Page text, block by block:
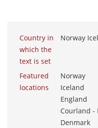
Country in
which the
text is set
Norway
Featured
locations
Norway
Iceland
England
Courland -
Denmark